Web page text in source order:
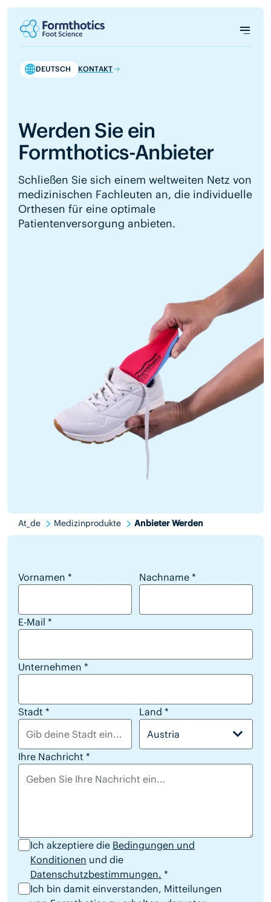
DEUTSCH KONTAKT
Werden Sie ein
Formthotics-Anbieter
Schließen Sie sich einem weltweiten Netz von
medizinischen Fachleuten an, die individuelle
Orthesen für eine optimale
Patientenversorgung anbieten.
At_de Medizinprodukte Anbieter Werden
reseller lead form
Vornamen * Nachname *
E-Mail *
Unternehmen *
Stadt * Land *
Austria
Ihre Nachricht *
Ich akzeptiere die Bedingungen und
Konditionen und die
Datenschutzbestimmungen. *
Ich bin damit einverstanden, Mitteilungen